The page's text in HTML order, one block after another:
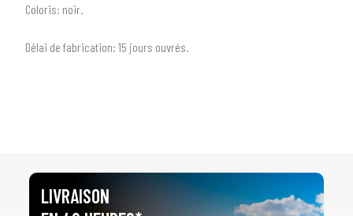
Coloris: noir.
Délai de fabrication: 15 jours ouvrés.
LIVRAISON